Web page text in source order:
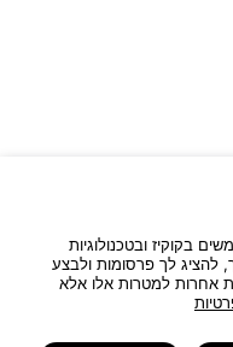
בקוקיז ובטכנולוגיות
להציג לך פרסומות ולבצע
אחרות למטרות אלו אלא